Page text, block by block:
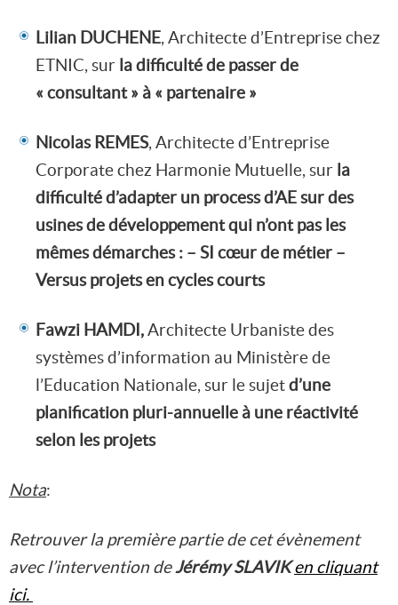
Lilian DUCHENE, Architecte d’Entreprise chez
ETNIC, sur la difficulté de passer de
« consultant » à « partenaire »
Nicolas REMES, Architecte d’Entreprise
Corporate chez Harmonie Mutuelle, sur la
difficulté d’adapter un process d’AE sur des
usines de développement qui n’ont pas les
mêmes démarches : – SI cœur de métier –
Versus projets en cycles courts
Fawzi HAMDI,Architecte Urbaniste des
systèmes d’information au Ministère de
l’Education Nationale, sur le sujetd’une
planification pluri-annuelle à une réactivité
selon les projets
Nota:
Retrouver la première partie de cet évènement
avec l’intervention deJérémy SLAVIK en cliquant
ici.